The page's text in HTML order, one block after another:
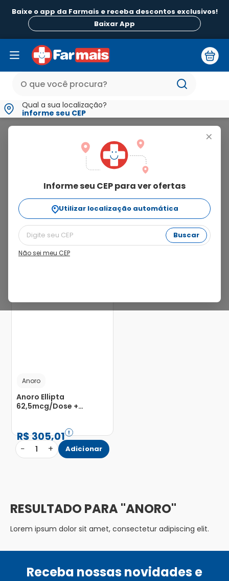
Baixe o app da Farmais e receba descontos exclusivos!
Baixar App
Qual a sua localização?
informe seu CEP
+
Informe seu CEP para ver ofertas
Utilizar localização automática
Buscar
Não sei meu CEP
Ordenar Por
relevância
28%
Anoro
Anoro Ellipta
62,5mcg/Dose +
com 30 Doses
R$305,01
− 1 + Adicionar
ANORO
Lorem ipsum dolor sit amet, consectetur adipiscing elit.
Receba nossas novidades e